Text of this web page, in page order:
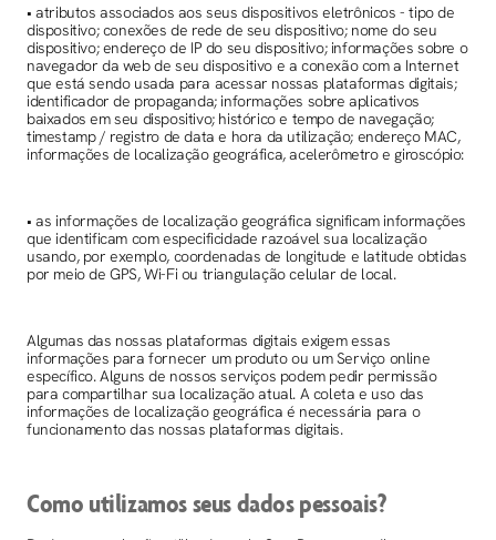
• atributos associados aos seus dispositivos eletrônicos - tipo de
dispositivo; conexões de rede de seu dispositivo; nome do seu
dispositivo; endereço de IP do seu dispositivo; informações sobre o
navegador da web de seu dispositivo e a conexão com a Internet
que está sendo usada para acessar nossas plataformas digitais;
identificador de propaganda; informações sobre aplicativos
baixados em seu dispositivo; histórico e tempo de navegação;
timestamp / registro de data e hora da utilização; endereço MAC,
informações de localização geográfica, acelerômetro e giroscópio:
• as informações de localização geográfica significam informações
que identificam com especificidade razoável sua localização
usando, por exemplo, coordenadas de longitude e latitude obtidas
por meio de GPS, Wi-Fi ou triangulação celular de local.
Algumas das nossas plataformas digitais exigem essas
informações para fornecer um produto ou um Serviço online
específico. Alguns de nossos serviços podem pedir permissão
para compartilhar sua localização atual. A coleta e uso das
informações de localização geográfica é necessária para o
funcionamento das nossas plataformas digitais.
Como utilizamos seus dados pessoais?